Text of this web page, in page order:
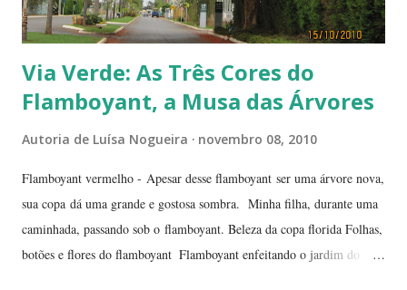
Via Verde: As Três Cores do
Flamboyant, a Musa das Árvores
Autoria de Luísa Nogueira novembro 08, 2010
Flamboyant vermelho - Apesar desse flamboyant ser uma árvore nova,
sua copa dá uma grande e gostosa sombra. Minha filha, durante uma
caminhada, passando sob o flamboyant. Beleza da copa florida Folhas,
botões e flores do flamboyant Flamboyant enfeitando o jardim do